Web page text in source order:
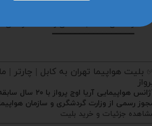
مدت زمان پرواز: حدود ۲ ساعت برای کابل
━━━━━━━━━━━━━━━━━━
بلیت هواپیما تهران به کابل | چارتر |
آژانس هواپیمایی آریا
رسمی از وزارت گردشگری و سازمان
جزئیات و خرید بلیت